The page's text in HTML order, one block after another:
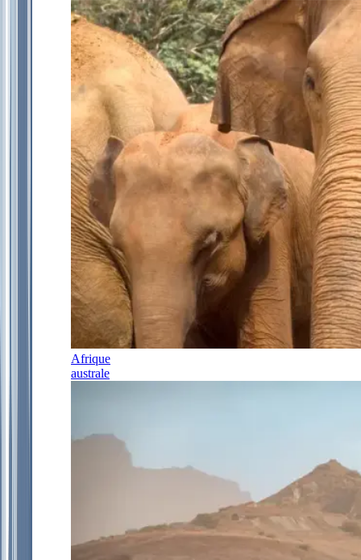
Afrique
australe